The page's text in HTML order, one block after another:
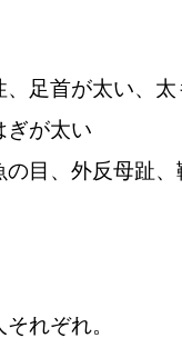
、足首が太い、太
ぎが太い
の目、外反母趾
れぞれ。